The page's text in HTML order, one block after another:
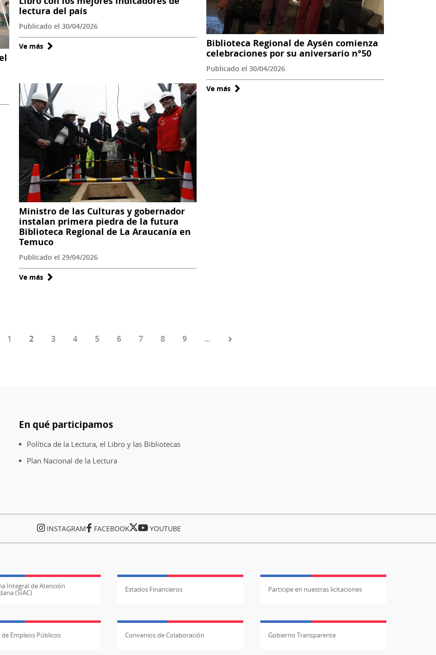
nuevo
Día
del
lectura del país
Publicado el 30/04/2026
Ve más sobre
Aysén
cierran
Mes
del
Libro
con
mejores
indicadores
de
lectura
del
país
Biblioteca Regional de Aysén comienza
celebraciones por su aniversario n°50
Publicado el 30/04/2026
Ve más sobre
Ministro de las Culturas y gobernador
instalan primera piedra de la futura
Biblioteca Regional de La Araucanía en
Temuco
Publicado el 29/04/2026
Ve más sobre
futura
Regional
de
Página
1
Página
2 Página
3 Página
4 Página
5 Página
6 Página
7 Página
8 Página
9 …
En qué participamos
Política de la Lectura, el Libro y las Bibliotecas
Plan Nacional de la Lectura
INSTAGRAM FACEBOOK YOUTUBE
Integral de Atención
(SIAC) Estados Financieros Participe en nuestras licitaciones
Empleos Públicos Convenios de Colaboración Gobierno Transparente